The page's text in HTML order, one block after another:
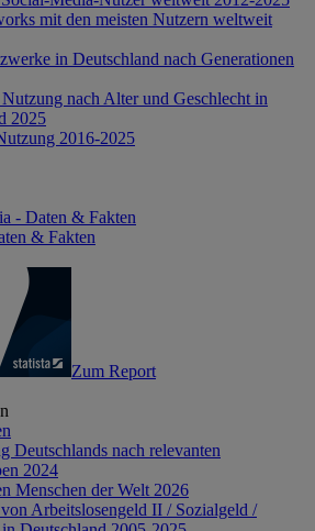
mit den meisten Nutzern weltweit
in Deutschland nach Generationen
nach Alter und Geschlecht in
2025
2016-2025
- Daten & Fakten
& Fakten
Zum Report
Deutschlands nach relevanten
2024
Menschen der Welt 2026
Arbeitslosengeld II / Sozialgeld /